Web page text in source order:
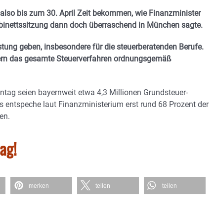
bis zum 30. April Zeit bekommen, wie Finanzminister
dann doch überraschend in München sagte.
geben, insbesondere für die steuerberatenden Berufe.
das gesamte Steuerverfahren ordnungsgemäß
seien bayernweit etwa 4,3 Millionen Grundsteuer-
entspeche laut Finanzministerium erst rund 68 Prozent der
merken teilen teilen